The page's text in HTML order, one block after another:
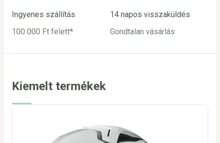
Ingyenes szállítás
100 000 Ft felett*
14 napos visszaküldés
Gondtalan vásárlás
Kiemelt termékek